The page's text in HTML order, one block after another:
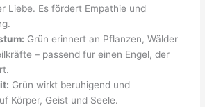
Liebe. Es fördert Empathie und
Grün erinnert an Pflanzen, Wälder
– passend für einen Engel, der
Grün wirkt beruhigend und
Körper, Geist und Seele.